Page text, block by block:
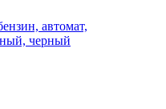
автомат,
черный